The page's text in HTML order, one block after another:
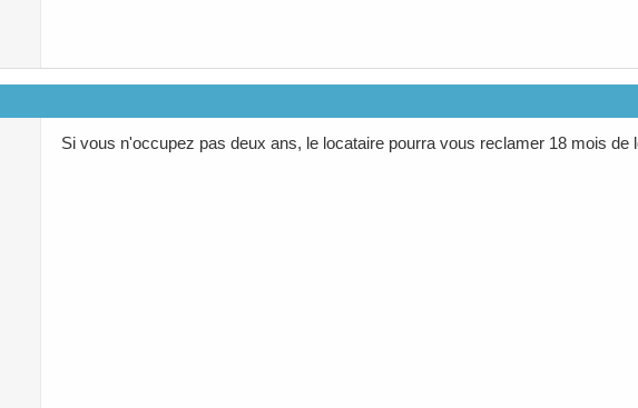
Si vous n'occupez pas deux ans, le locataire pourra vous reclamer 18 mois de